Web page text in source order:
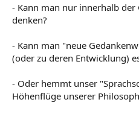
- Kann man nur innerhalb der
denken?
- Kann man "neue
(oder zu deren Entwicklung)
- Oder hemmt unser
Höhenflüge unserer